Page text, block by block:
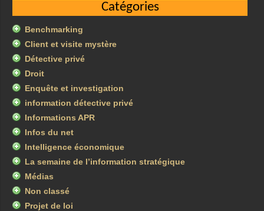
Catégories
Benchmarking
Client et visite mystère
Détective privé
Droit
Enquête et investigation
information détective privé
Informations APR
Infos du net
Intelligence économique
La semaine de l’information stratégique
Médias
Non classé
Projet de loi